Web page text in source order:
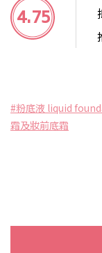
4.75
#粉底液 liquid
霜及妝前底霜